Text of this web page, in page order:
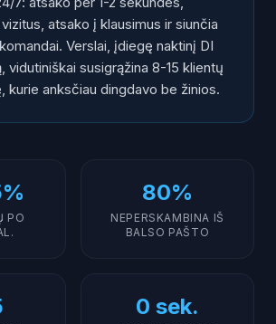
skaičiai
atsako į klausimus ir siunčia
Verslai, įdiegę naktinį DI
vidutiniškai susigrąžina 8-15 klientų
kurie anksčiau dingdavo be žinios.
PO
80%
NEPERSKAMBINA IŠ
BALSO PAŠTO
0 sek.